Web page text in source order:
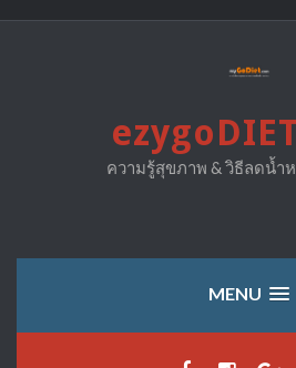
ความรู้สุขภาพ & วิธีลดน้ำ
MENU